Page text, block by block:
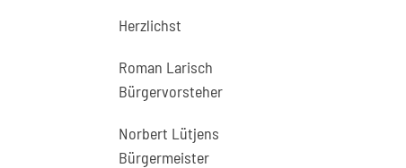
Herzlichst
Roman Larisch
Bürgervorsteher
Norbert Lütjens
Bürgermeister